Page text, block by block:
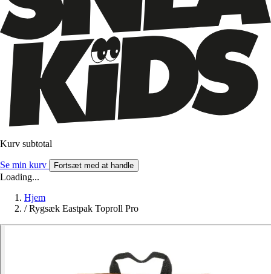
Kurv subtotal
Se min kurv Fortsæt med at handle
Loading...
Hjem
/ Rygsæk Eastpak Toproll Pro